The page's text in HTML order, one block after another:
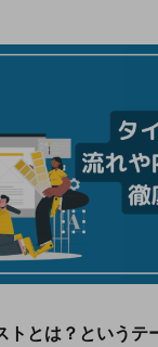
トとは？というテ